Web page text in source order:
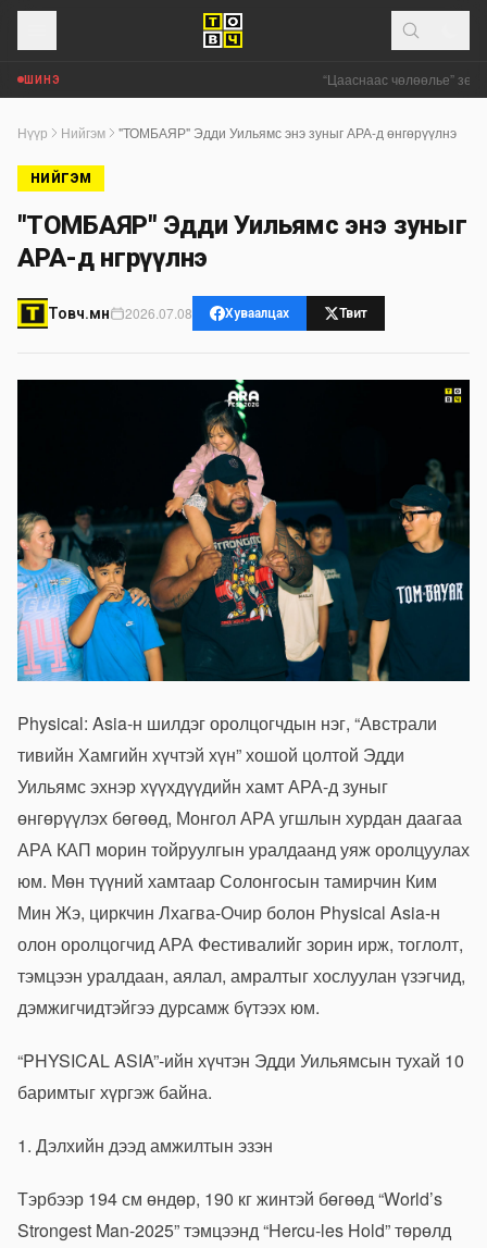
ШИНЭ “Цааснаас чөлөөлье”
Нүүр Нийгэм "ТОМБАЯР" Эдди Уильямс энэ зуныг АРА-д өнгөрүүлнэ
НИЙГЭМ
"ТОМБАЯР" Эдди Уильямс энэ зуныг
АРА-д өнгөрүүлнэ
Товч.мн 2026.07.08 Хуваалцах Твит
Physical: Asia-н шилдэг оролцогчдын нэг, “Австрали
тивийн Хамгийн хүчтэй хүн” хошой цолтой Эдди
Уильямс эхнэр хүүхдүүдийн хамт АРА-д зуныг
өнгөрүүлэх бөгөөд, Монгол АРА угшлын хурдан даагаа
АРА КАП морин тойруулгын уралдаанд уяж оролцуулах
юм. Мөн түүний хамтаар Солонгосын тамирчин Ким
Мин Жэ, циркчин Лхагва-Очир болон Physical Asia-н
олон оролцогчид АРА Фестивалийг зорин ирж, тоглолт,
тэмцээн уралдаан, аялал, амралтыг хослуулан үзэгчид,
дэмжигчидтэйгээ дурсамж бүтээх юм.
“PHYSICAL ASIA”-ийн хүчтэн Эдди Уильямсын тухай 10
баримтыг хүргэж байна.
1. Дэлхийн дээд амжилтын эзэн
Тэрбээр 194 см өндөр, 190 кг жинтэй бөгөөд “World’s
Strongest Man-2025” тэмцээнд “Hercu-les Hold” төрөлд